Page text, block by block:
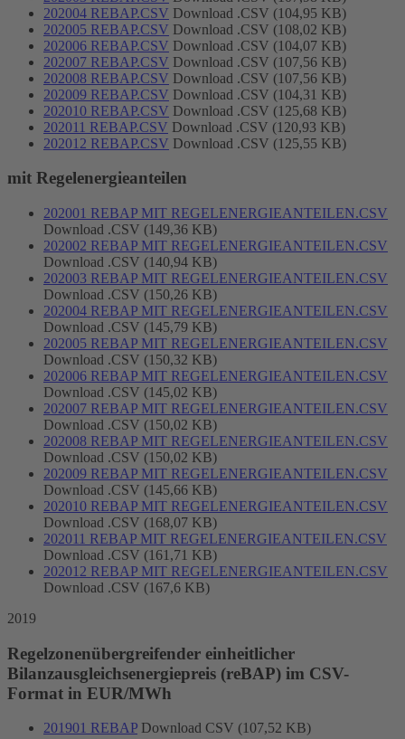
202004 REBAP.CSV Download .CSV (104,95 KB)
202005 REBAP.CSV Download .CSV (108,02 KB)
202006 REBAP.CSV Download .CSV (104,07 KB)
202007 REBAP.CSV Download .CSV (107,56 KB)
202008 REBAP.CSV Download .CSV (107,56 KB)
202009 REBAP.CSV Download .CSV (104,31 KB)
202010 REBAP.CSV Download .CSV (125,68 KB)
202011 REBAP.CSV Download .CSV (120,93 KB)
202012 REBAP.CSV Download .CSV (125,55 KB)
mit Regelenergieanteilen
202001 REBAP MIT REGELENERGIEANTEILEN.CSV
Download .CSV (149,36 KB)
202002 REBAP MIT REGELENERGIEANTEILEN.CSV
Download .CSV (140,94 KB)
202003 REBAP MIT REGELENERGIEANTEILEN.CSV
Download .CSV (150,26 KB)
202004 REBAP MIT REGELENERGIEANTEILEN.CSV
Download .CSV (145,79 KB)
202005 REBAP MIT REGELENERGIEANTEILEN.CSV
Download .CSV (150,32 KB)
202006 REBAP MIT REGELENERGIEANTEILEN.CSV
Download .CSV (145,02 KB)
202007 REBAP MIT REGELENERGIEANTEILEN.CSV
Download .CSV (150,02 KB)
202008 REBAP MIT REGELENERGIEANTEILEN.CSV
Download .CSV (150,02 KB)
202009 REBAP MIT REGELENERGIEANTEILEN.CSV
Download .CSV (145,66 KB)
202010 REBAP MIT REGELENERGIEANTEILEN.CSV
Download .CSV (168,07 KB)
202011 REBAP MIT REGELENERGIEANTEILEN.CSV
Download .CSV (161,71 KB)
202012 REBAP MIT REGELENERGIEANTEILEN.CSV
Download .CSV (167,6 KB)
2019
Regelzonenübergreifender einheitlicher
Bilanzausgleichsenergiepreis (reBAP) im CSV-
Format in EUR/MWh
201901 REBAP Download CSV (107,52 KB)